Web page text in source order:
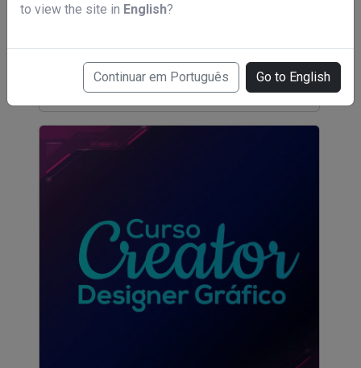
to view the site in English?
Continuar em Português Go to English
Curso auxiliar de prótese dentaria
R$ 397,00